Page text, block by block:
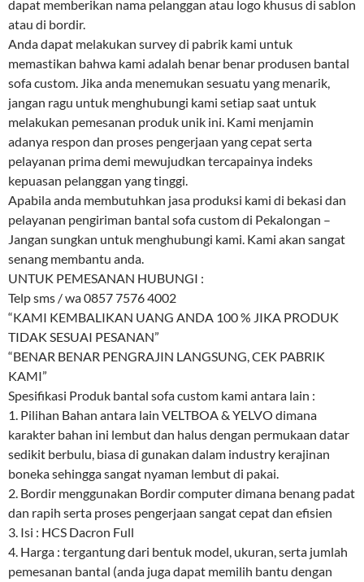
dapat memberikan nama pelanggan atau logo khusus di sablon
atau di bordir.
Anda dapat melakukan survey di pabrik kami untuk
memastikan bahwa kami adalah benar benar produsen bantal
sofa custom. Jika anda menemukan sesuatu yang menarik,
jangan ragu untuk menghubungi kami setiap saat untuk
melakukan pemesanan produk unik ini. Kami menjamin
adanya respon dan proses pengerjaan yang cepat serta
pelayanan prima demi mewujudkan tercapainya indeks
kepuasan pelanggan yang tinggi.
Apabila anda membutuhkan jasa produksi kami di bekasi dan
pelayanan pengiriman bantal sofa custom di Pekalongan –
Jangan sungkan untuk menghubungi kami. Kami akan sangat
senang membantu anda.
UNTUK PEMESANAN HUBUNGI :
Telp sms / wa 0857 7576 4002
“KAMI KEMBALIKAN UANG ANDA 100 % JIKA PRODUK
TIDAK SESUAI PESANAN”
“BENAR BENAR PENGRAJIN LANGSUNG, CEK PABRIK
KAMI”
Spesifikasi Produk bantal sofa custom kami antara lain :
1. Pilihan Bahan antara lain VELTBOA & YELVO dimana
karakter bahan ini lembut dan halus dengan permukaan datar
sedikit berbulu, biasa di gunakan dalam industry kerajinan
boneka sehingga sangat nyaman lembut di pakai.
2. Bordir menggunakan Bordir computer dimana benang padat
dan rapih serta proses pengerjaan sangat cepat dan efisien
3. Isi : HCS Dacron Full
4. Harga : tergantung dari bentuk model, ukuran, serta jumlah
pemesanan bantal (anda juga dapat memilih bantu dengan